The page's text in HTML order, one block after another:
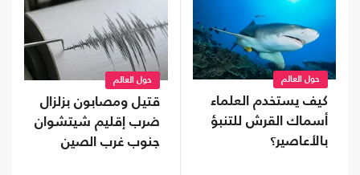
حول العالم
كيف يستخدم العلماء
أسماك القرش للتنبؤ
بالأعاصير؟
حول العالم
قتيل ومصابون بزلزال
ضرب إقليم شيتشوان
جنوب غرب الصين